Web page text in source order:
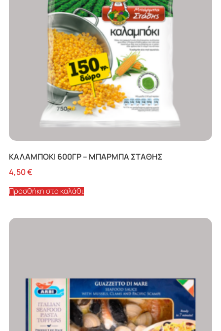
ΚΑΛΑΜΠΟΚΙ 600ΓΡ – ΜΠΑΡΜΠΑ ΣΤΑΘΗΣ
4,50€
Προσθήκη στο καλάθι